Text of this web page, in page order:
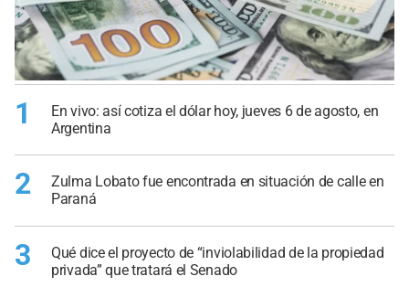
1
En vivo: así cotiza el dólar hoy, jueves 6 de agosto, en
Argentina
2
Zulma Lobato fue encontrada en situación de calle en
Paraná
3
Qué dice el proyecto de “inviolabilidad de la propiedad
privada” que tratará el Senado